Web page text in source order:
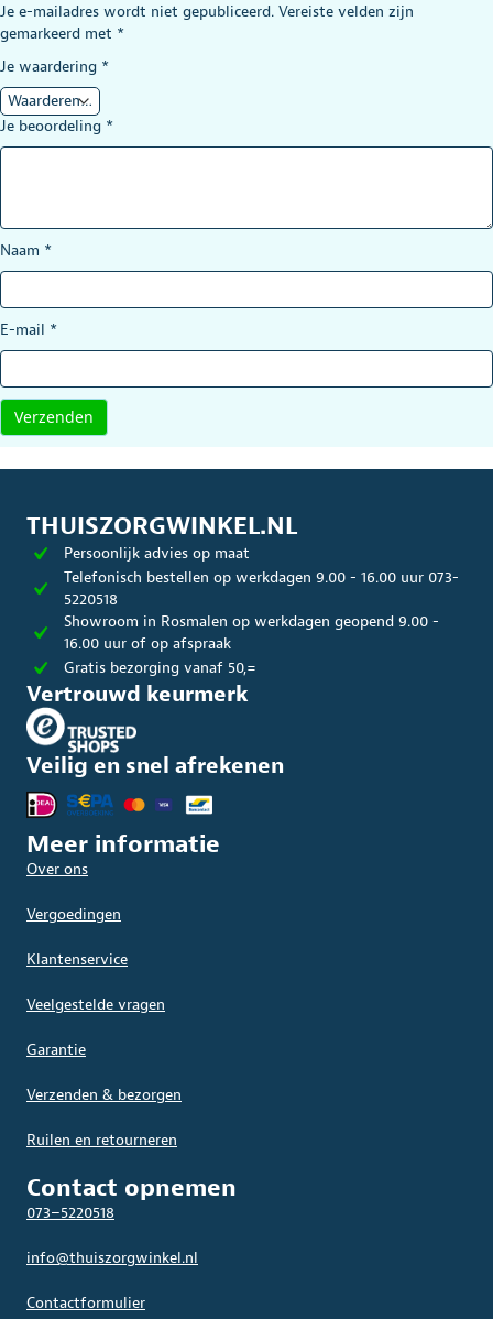
Je e-mailadres wordt niet gepubliceerd. Vereiste velden zijn
gemarkeerd met *
Je waardering *
Je beoordeling *
Naam *
E-mail *
THUISZORGWINKEL.NL
Persoonlijk advies op maat
Telefonisch bestellen op werkdagen 9.00 - 16.00 uur 073-
5220518
Showroom in Rosmalen op werkdagen geopend 9.00 -
16.00 uur of op afspraak
Gratis bezorging vanaf 50,=
Vertrouwd keurmerk
Veilig en snel afrekenen
Meer informatie
Over ons
Vergoedingen
Klantenservice
Veelgestelde vragen
Garantie
Verzenden & bezorgen
Ruilen en retourneren
Contact opnemen
073–5220518
info@thuiszorgwinkel.nl
Contactformulier